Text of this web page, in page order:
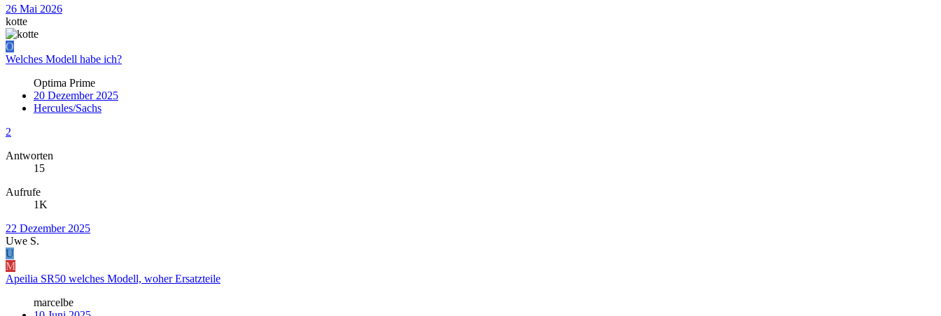
26 Mai 2026
kotte
O
Welches Modell habe ich?
Optima Prime
20 Dezember 2025
Hercules/Sachs
2
Antworten
15
Aufrufe
1K
22 Dezember 2025
Uwe S.
U
M
Apeilia SR50 welches Modell, woher Ersatzteile
marcelbe